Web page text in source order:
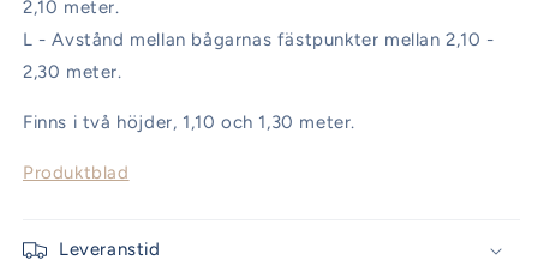
2,10 meter.
L - Avstånd mellan bågarnas fästpunkter mellan 2,10 -
2,30 meter.
Finns i två höjder, 1,10 och 1,30 meter.
Produktblad
Leveranstid